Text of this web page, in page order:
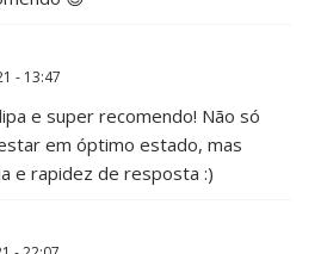
- 13:47
e super recomendo! Não só
em óptimo estado, mas
e rapidez de resposta :)